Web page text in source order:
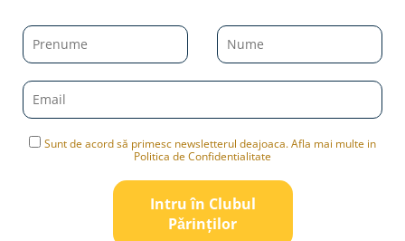
Sunt de acord să primesc newsletterul deajoaca. Afla mai multe in
Politica de Confidentialitate
Intru în Clubul
Pǎrinților